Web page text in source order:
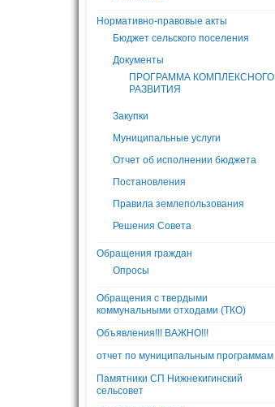
Нормативно-правовые акты
Бюджет сельского поселения
Документы
ПРОГРАММА КОМПЛЕКСНОГО
РАЗВИТИЯ
Закупки
Муниципальные услуги
Отчет об исполнении бюджета
Постановления
Правила землепользования
Решения Совета
Обращения граждан
Опросы
Обращения с твердыми
коммунальными отходами (ТКО)
Объявления!!! ВАЖНО!!!
отчет по муниципальным программам
Памятники СП Нижнекигинский
сельсовет